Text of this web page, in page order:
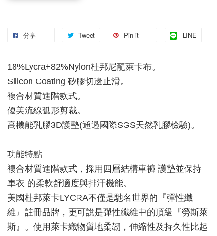
分享 Tweet Pin it LINE
18%Lycra+82%Nylon杜邦尼龍萊卡布。
Silicon Coating 矽膠切邊止滑。
複合材質進階款式。
優美流線弧形剪裁。
高機能乳膠3D護墊(通過國際SGS天然乳膠檢驗)。
功能特點
複合材質進階款式，採用四層結構車褲 護墊並保持
車衣 的柔軟舒適度與排汗機能。
美國杜邦萊卡LYCRA不僅是馳名世界的『彈性纖
維』註冊品牌，更可說是彈性纖維中的頂級『勞斯萊
斯』。使用萊卡織物質地柔韌，伸縮性及持久性比起